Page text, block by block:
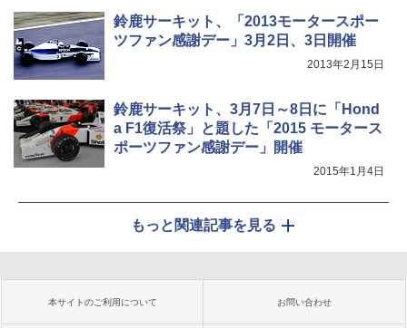
鈴鹿サーキット、「2013モータースポー
ツファン感謝デー」3月2日、3日開催
2013年2月15日
鈴鹿サーキット、3月7日～8日に「Hond
a F1復活祭」と題した「2015 モータース
ポーツファン感謝デー」開催
2015年1月4日
もっと関連記事を見る
本サイトのご利用について お問い合わせ